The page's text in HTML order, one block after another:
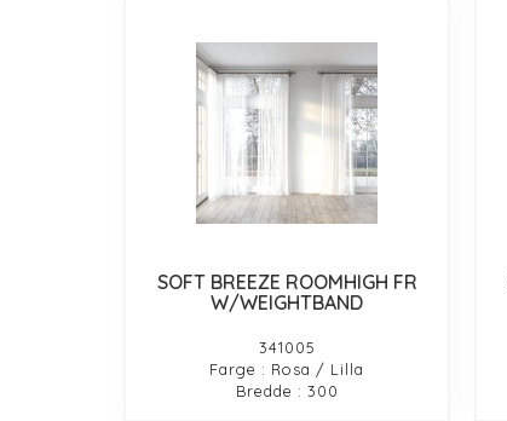
SOFT BREEZE ROOMHIGH FR
W/WEIGHTBAND
341005
Farge : Rosa / Lilla
Bredde : 300